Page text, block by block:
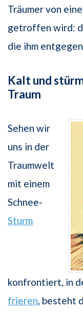
Träumer von
getroffen wird:
die ihm
Kalt und
Traum
Sehen wir
uns in der
Traumwelt
mit einem
Schnee-
Sturm
konfrontiert, in
frieren , besteht